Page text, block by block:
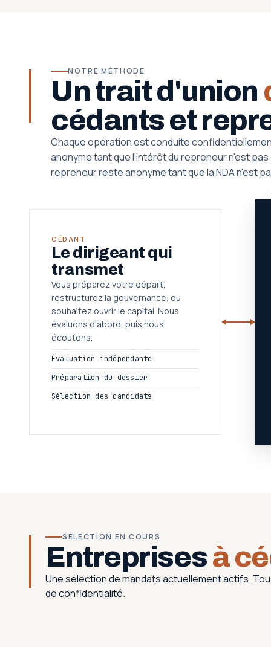
NOTRE MÉTHODE
Un trait d'union
cédants et
Chaque opération est conduite
anonyme tant que l'intérêt du repreneur n'est pas
repreneur reste anonyme tant que la NDA n'est
CÉDANT
Le dirigeant qui
transmet
Vous préparez votre départ,
restructurez la gouvernance, ou
souhaitez ouvrir le capital. Nous
évaluons d'abord, puis nous
écoutons.
Évaluation indépendante
Préparation du dossier
Sélection des candidats
SÉLECTION EN COURS
Entreprisesà
Une sélection de mandats actuellement actifs.
de confidentialité.